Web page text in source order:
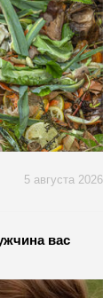
5 августа 2026
вас